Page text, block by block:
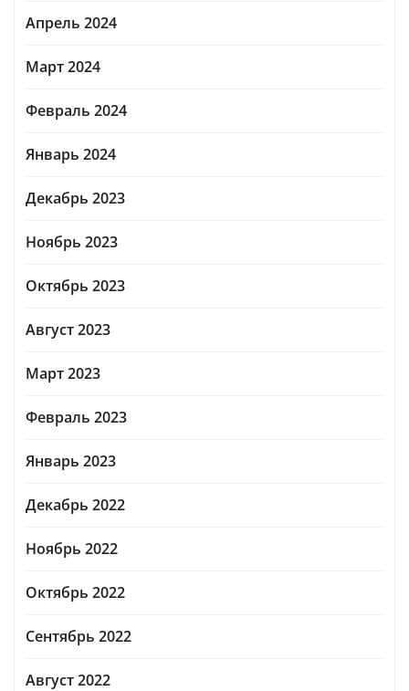
Апрель 2024
Март 2024
Февраль 2024
Январь 2024
Декабрь 2023
Ноябрь 2023
Октябрь 2023
Август 2023
Март 2023
Февраль 2023
Январь 2023
Декабрь 2022
Ноябрь 2022
Октябрь 2022
Сентябрь 2022
Август 2022